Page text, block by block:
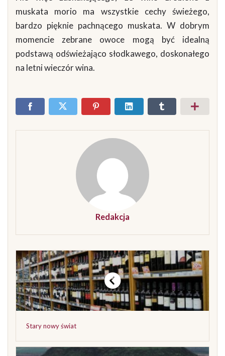
muskata morio ma wszystkie cechy świeżego,
bardzo pięknie pachnącego muskata. W dobrym
momencie zebrane owoce mogą być idealną
podstawą odświeżająco słodkawego, doskonałego
na letni wieczór wina.
Redakcja
Stary nowy świat